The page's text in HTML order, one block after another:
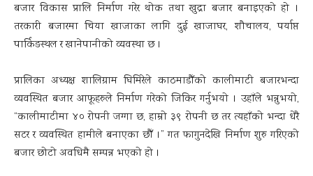
बजार विकास प्रालि निर्माण गरेर थोक तथा खुद्रा बजार बनाइएको हो ।
तरकारी बजारमा चिया खाजाका लागि दुई खाजाघर, शौचालय, पर्याप्त
पार्किङस्थल र खानेपानीको व्यवस्था छ ।
प्रालिका अध्यक्ष शालिग्राम घिमिरेले काठमाडौँको कालीमाटी बजारभन्दा
व्यवस्थित बजार आफूहरुले निर्माण गरेको जिकिर गर्नुभयो । उहाँले भन्नुभयो,
“कालीमाटीमा ४० रोपनी जग्गा छ, हाम्रो ३९ रोपनी छ तर त्यहाँको भन्दा धेरै
सटर र व्यवस्थित हामीले बनाएका छौँ ।” गत फागुनदेखि निर्माण शुरु गरिएको
बजार छोटो अवधिमै सम्पन्न भएको हो ।